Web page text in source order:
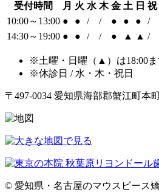
受付時間 月 火 水 木 金 土 日 祝
10:00～13:00 ● ● / / ● ● ●
/
14:30～19:00 ● ● / / ● ▲ ▲ /
※土曜・日曜（▲）は18:00ま
※休診日 / 水・木・祝日
〒497-0034 愛知県海部郡蟹江町本
© 愛知県・名古屋のマウスピース